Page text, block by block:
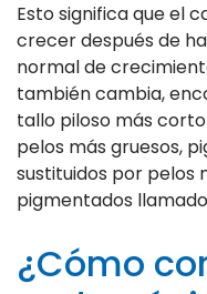
Esto significa que el
crecer después de
normal de
también cambia,
tallo piloso más
pelos más gruesos,
sustituidos por pelos
pigmentados
¿Cómo